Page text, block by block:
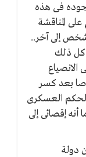
فى هذه
المناقشة
شخص إلى آخر..
كل ذلك
الانصياع
بعد كسر
2011، كما أن الحكم العسكرى
إقصائى إلى
دولة